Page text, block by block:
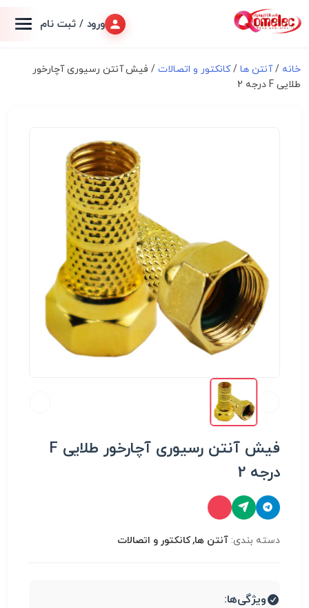
ورود / ثبت نام
خانه /آنتن ها/کانکتور و اتصالات/ فیش آنتن رسیوری آچارخور
طلایی F درجه 2
فیش آنتن رسیوری آچارخور طلایی F
درجه 2
دسته بندی: آنتن ها, کانکتور و اتصالات
ویژگی‌ها: